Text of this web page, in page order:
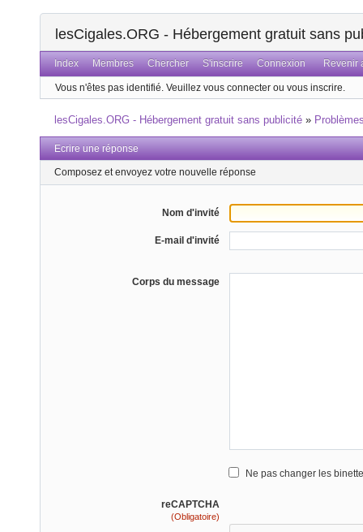
lesCigales.ORG - Hébergement gratuit sans
Index Membres Chercher S'inscrire Connexion Revenir
Vous n'êtes pas identifié. Veuillez vous connecter ou vous inscrire.
lesCigales.ORG - Hébergement gratuit sans publicité »
Ecrire une réponse
Composez et envoyez votre nouvelle réponse
Nom d'invité
E-mail d'invité
Corps du message
Ne pas changer les
reCAPTCHA
(Obligatoire)